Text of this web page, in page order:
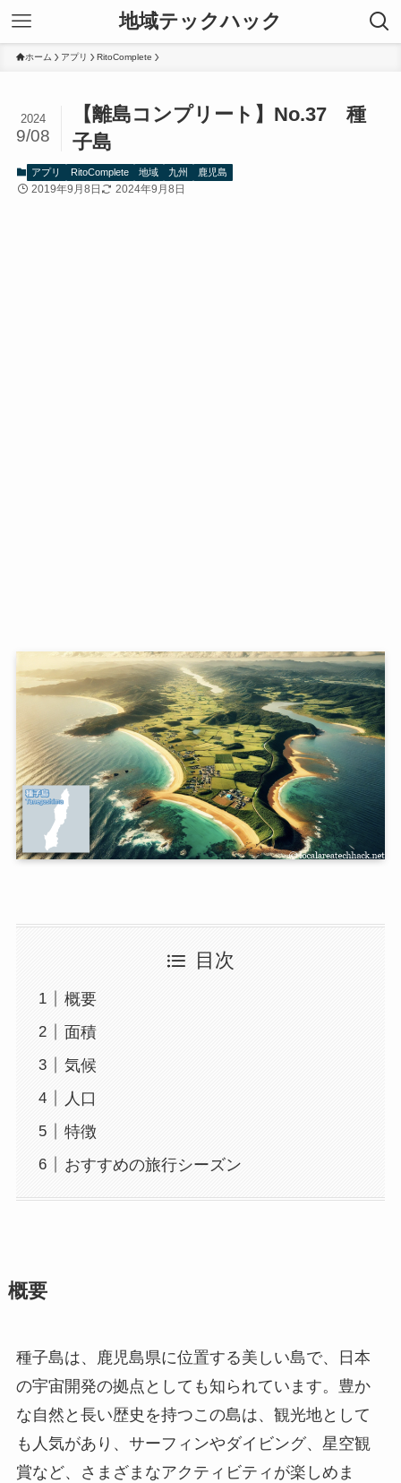
地域テックハック
ホーム アプリ RitoComplete
【離島コンプリート】No.37 種
子島
2024
9/08
アプリ RitoComplete 地域 九州 鹿児島
2019年9月8日 2024年9月8日
目次
概要
面積
気候
人口
特徴
おすすめの旅行シーズン
概要
種子島は、鹿児島県に位置する美しい島で、日本
の宇宙開発の拠点としても知られています。豊か
な自然と長い歴史を持つこの島は、観光地として
も人気があり、サーフィンやダイビング、星空観
賞など、さまざまなアクティビティが楽しめま